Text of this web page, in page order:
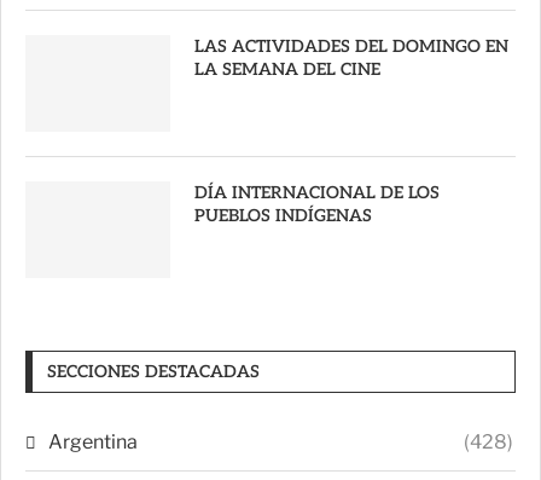
LAS ACTIVIDADES DEL DOMINGO EN
LA SEMANA DEL CINE
DÍA INTERNACIONAL DE LOS
PUEBLOS INDÍGENAS
SECCIONES DESTACADAS
Argentina (428)